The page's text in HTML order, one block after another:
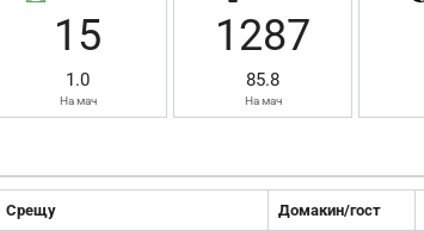
15
1.0
На мач
1287
85.8
На мач
Срещу Домакин/гост